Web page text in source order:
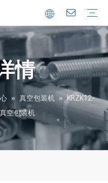
情
» 真空包装机 »
KRZK12-
空包装机